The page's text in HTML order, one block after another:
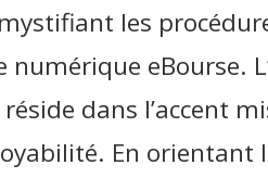
les
numérique eBourse.
dans l’accent
En orientant